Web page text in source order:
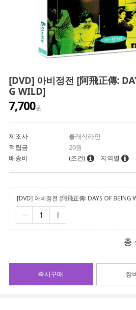
[DVD] 아비정전 [阿飛正傳:
G WILD]
7,700원
제조사
클래식라인
적립금
20원
배송비
(조건) 지역별
[DVD] 아비정전 [阿飛正傳: DAYS OF BEING
총
장
즉시구매